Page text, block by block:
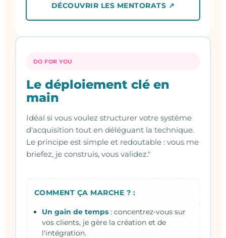
DÉCOUVRIR LES MENTORATS ↗
DO FOR YOU
Le déploiement clé en
main
Idéal si vous voulez structurer votre système
d'acquisition tout en déléguant la technique.
Le principe est simple et redoutable : vous me
briefez, je construis, vous validez."
COMMENT ÇA MARCHE ? :
Un gain de temps: concentrez-vous sur
vos clients, je gère la création et de
l'intégration.